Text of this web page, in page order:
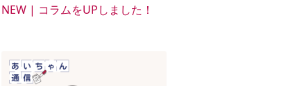
NEW | コラムをUPしました！